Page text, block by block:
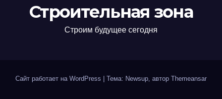
Строительная зона
Строим будущее сегодня
Сайт работает на WordPress Тема: Newsup, автор Themeansar